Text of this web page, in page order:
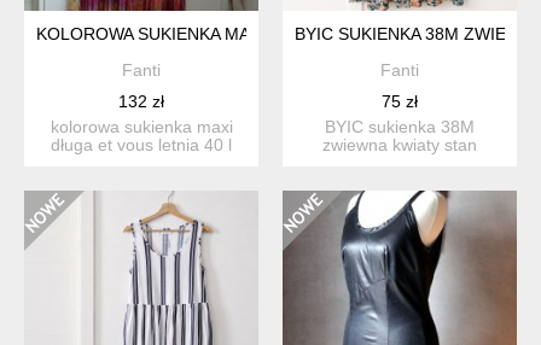
KOLOROWA SUKIENKA MAXI DŁUGA ET VOUS LETNIA 40 L
Fanti
132 zł
kolorowa sukienka maxi
długa et vous letnia 40 l
BYIC SUKIENKA 38M
Fanti
75 zł
BYIC sukienka 38M
zwiewna kwiaty stan